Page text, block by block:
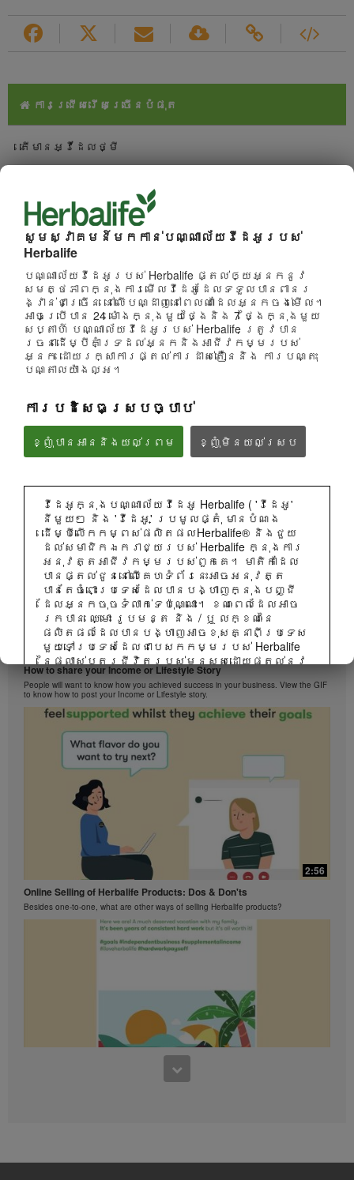
សូមស្វាគមន៍មកកាន់បណ្ណាល័យវីដេអូរបស់
Herbalife
បណ្ណាល័យវីដេអូរបស់ Herbalife ផ្តល់ឲ្យអ្នកនូវ
សមត្ថភាពក្នុងការមើលវីដេអូដែលទទួលបានពានរ
ង្វាន់ជាច្រើន នៅលើបណ្ដាញនៅពេលណាដែលអ្នកចង់មើល។
អាចប្រើបាន 24 ម៉ោងក្នុងមួយថ្ងៃនិង 7 ថ្ងៃក្នុងមួយ
សប្តាហ៍ បណ្ណាល័យវីដេអូរបស់ Herbalife ត្រូវបាន
រចនាដើម្បីគាំទ្រដល់អ្នកនិងអាជីវកម្មរបស់
អ្នក ដោយរក្សាការផ្តល់ការដាស់តឿននិង ការបណ្តុះ
បណ្តាលយ៉ាងល្អ។
ការបដិសេធស្របច្បាប់
ខ្ញុំបានអាននិងយល់ព្រម ខ្ញុំ​មិន​យល់ស្រប
វីដេអូក្នុងបណ្ណាល័យវីដេអូ Herbalife ( 'វីដេអូ'
នីមួយៗ និង 'វីដេអូ' ប្រមូលផ្តុំ មានបំណង
ដើម្បីលើកកម្ពស់ផលិតផលHerbalife® និងជួយ
ដល់សមាជិកឯករាជ្យរបស់ Herbalife ក្នុងការ
អនុវត្តអាជីវកម្មរបស់ពួកគេ។ មាតិកាដែល
បានផ្តល់ជូននៅលើគេហទំព័រនេះអាចអនុវត្ត
បានតែចំពោះប្រទេសដែលបានបង្ហាញក្នុងបញ្ជី
ដែលអ្នកចុចទំលាក់ទេប៉ុណ្ណោះ។ ខណៈពេលដែលអាច
រកបាន ឈ្មោះ រូបមន្ត និង / ឬ លក្ខណៈនៃ
ផលិតផលដែលបានបង្ហាញអាចខុសគ្នាពីប្រទេស
មួយទៅប្រទេសដែលជាបេសកកម្មរបស់ Herbalife
នៃផ្លាស់ប្តូរជីវិតរបស់មនុស្សដោយផ្តល់នូវ
ឱកាសអាជីវកម្មល្អបំផុតនៅក្នុងការលក់ដោយ
ផ្ទាល់និងអាហារូបត្ថម្ភនិងផលិតផលគ្រប់
គ្រងទម្ងន់ដែលល្អបំផុតគឺ ប្រើប្រាស់បាននៅ
គ្រប់ទីកន្លែង។
វីដេអូអាចរួមមានទាំងបរិមាណលក់ ឬបទពិសោធន៍
នៃប្រាក់ចំណូលរបស់សមាជិកឯករាជ្យរបស់
Herbalife ដែលមាននៅក្នុងកម្រិតខុសគ្នានៅក្នុង
ផែនការទីផ្សារនិងអ្នកដែលរស់នៅក្នុងបណ្តា
ប្រទេសជាច្រើន។ ប្រាក់ចំណូលអនុវត្តចំពោះ
បុគ្គលមនុស្សម្នាក់ៗ (ឬ ឧទាហរណ៍) ត្រួវ
បានពណ៌នា និងមិនមែនជាមធ្យមភាគ ហើយក៏មិន
អាចបង្ហាញការធានានូវអ្វីដែឡអ្នករកបាន។
សម្រាប់ទិន្នន័យជាមធ្យមថ្មីបំផុត
លទ្ធផលហិរញ្ញវត្ថុអនុវត្តទៅតំបន់ដែល
អ្នកធ្វើមុខជំនួញរបស់អ្នក, សូមពិគ្រោះ
ជាមួយ Herbalife.com ឬ MyHerbalife.com ។
ស្រដៀងគ្នានេះដែរ ការធានាអះអាងពីការស្រក
ទំងន់ខ្លាំង ឬ លឿន គឺមិនត្រូវបានអនុញ្ញាត
ឲ្យប្រើ។ ការស្រកទម្ងន់របស់បុគ្គល
បានចាប់ផ្តើមនិងការហាត់ប្រាណ។ ទាក់ទងនឹង
ការធានាអះអាងសម្រាប់ការសម្រកទំងន់ក្នុង
ការធ្ចើអាជីវកម្ម នៅក្នុងប្រទេសរបស់អ្នក
សូមពិគ្រោះជាមួយសៀវភៅអាជីពរបស់អ្នក ឬ
MyHerbalife.com ។
មនុស្សគ្រប់រូបគួរតែពិគ្រោះជាមួយគ្រូពេទ្យ
របស់គាត់នៅមុនពេលការចាប់ផ្តើមកម្មវិធី
ជំនួសផ្នែកមួយនៃរបបអាហារប្រចាំថ្ងៃក៏ដោយ ក៏
ការជ្រើសរើសច្រើនបំផុត
តើមានអ្វីដែលថ្មី
ការជ្រើសរើសច្រើនបំផុត
ការមើលច្រើនបំផុត
រកមើលប៉ុស្តិ៍
ផលិតផល
ម៉ាកនិងការឧបត្ថម្ភ
អាជីវកម្ម
អាហារូបត្ថម្ភនិងវិទ្យាសាស្រ្ត
អាជីវកម្ម
How to share your Income or Lifestyle Story
People will want to know how you achieved success in your business. View the GIF
to know how to post your Income or Lifestyle story.
2:56
Online Selling of Herbalife Products: Dos & Don'ts
Besides one-to-one, what are other ways of selling Herbalife products?